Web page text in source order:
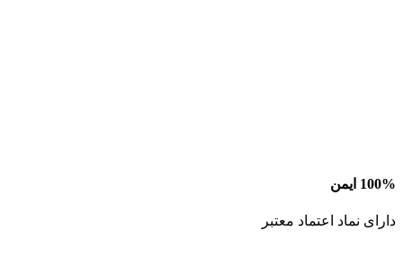
100% ایمن
دارای نماد اعتماد معتبر